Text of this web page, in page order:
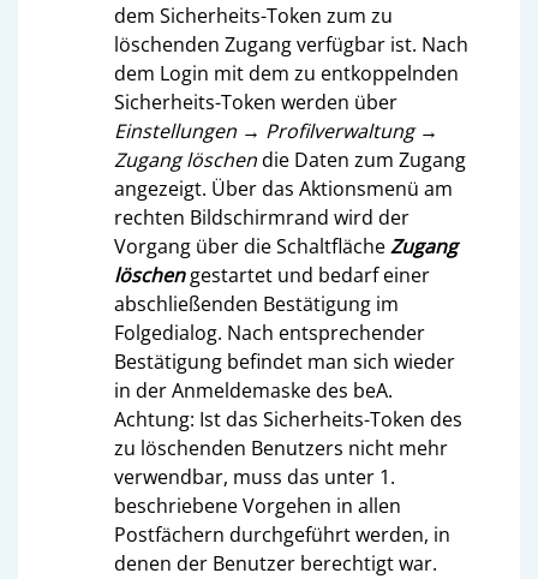
dem Sicherheits-Token zum zu
löschenden Zugang verfügbar ist. Nach
dem Login mit dem zu entkoppelnden
Sicherheits-Token werden über
Einstellungen → Profilverwaltung→
Zugang löschendie Daten zum Zugang
angezeigt. Über das Aktionsmenü am
rechten Bildschirmrand wird der
Vorgang über die SchaltflächeZugang
löschengestartet und bedarf einer
abschließenden Bestätigung im
Folgedialog. Nach entsprechender
Bestätigung befindet man sich wieder
in der Anmeldemaske des beA.
Achtung: Ist das Sicherheits-Token des
zu löschenden Benutzers nicht mehr
verwendbar, muss das unter 1.
beschriebene Vorgehen in allen
Postfächern durchgeführt werden, in
denen der Benutzer berechtigt war.